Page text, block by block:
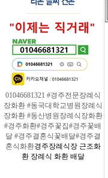
01046681321 #경주전문장례식
장화환 #동국대학교병원장례식
장화환 #동산병원장례식장화환
#경주화환#경주꽃집#경주꽃배
달 #경주결혼식꽃배달#경주결
혼식화환경주장례식장 근조화
환 장례식 화환 배달